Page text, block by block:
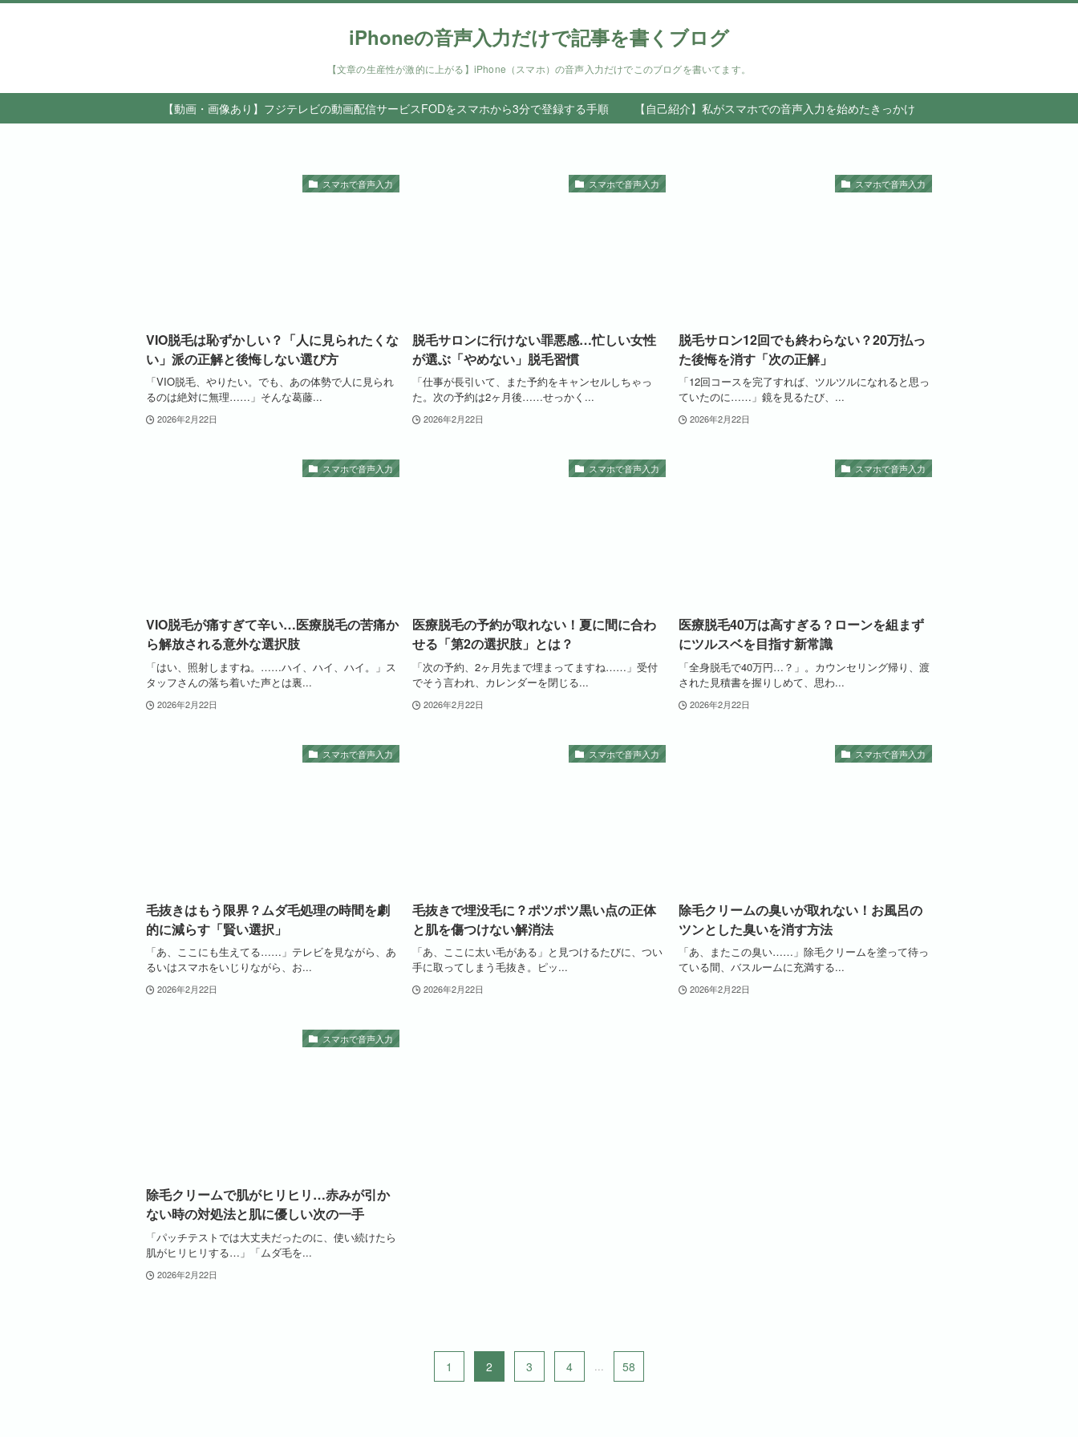
iPhoneの音声入力だけで記事を書くブログ
【文章の生産性が激的に上がる】iPhone（スマホ）の音声入力だけでこのブログを書いてます。
【動画・画像あり】フジテレビの動画配信サービスFODをスマホから3分で登録する手順 【自己紹介】私がスマホでの音声入力を始めたきっかけ
スマホで音声入力
VIO脱毛は恥ずかしい？「人に見られたくな
い」派の正解と後悔しない選び方
「VIO脱毛、やりたい。でも、あの体勢で人に見られ
るのは絶対に無理……」そんな葛藤...
2026年2月22日
スマホで音声入力
脱毛サロンに行けない罪悪感…忙しい女性
が選ぶ「やめない」脱毛習慣
「仕事が長引いて、また予約をキャンセルしちゃっ
た。次の予約は2ヶ月後……せっかく...
2026年2月22日
スマホで音声入力
脱毛サロン12回でも終わらない？20万払っ
た後悔を消す「次の正解」
「12回コースを完了すれば、ツルツルになれると思っ
ていたのに……」鏡を見るたび、...
2026年2月22日
スマホで音声入力
VIO脱毛が痛すぎて辛い…医療脱毛の苦痛か
ら解放される意外な選択肢
「はい、照射しますね。……ハイ、ハイ、ハイ。」ス
タッフさんの落ち着いた声とは裏...
2026年2月22日
スマホで音声入力
医療脱毛の予約が取れない！夏に間に合わ
せる「第2の選択肢」とは？
「次の予約、2ヶ月先まで埋まってますね……」受付
でそう言われ、カレンダーを閉じる...
2026年2月22日
スマホで音声入力
医療脱毛40万は高すぎる？ローンを組まず
にツルスベを目指す新常識
「全身脱毛で40万円…？」。カウンセリング帰り、渡
された見積書を握りしめて、思わ...
2026年2月22日
スマホで音声入力
毛抜きはもう限界？ムダ毛処理の時間を劇
的に減らす「賢い選択」
「あ、ここにも生えてる……」テレビを見ながら、あ
るいはスマホをいじりながら、お...
2026年2月22日
スマホで音声入力
毛抜きで埋没毛に？ポツポツ黒い点の正体
と肌を傷つけない解消法
「あ、ここに太い毛がある」と見つけるたびに、つい
手に取ってしまう毛抜き。ピッ...
2026年2月22日
スマホで音声入力
除毛クリームの臭いが取れない！お風呂の
ツンとした臭いを消す方法
「あ、またこの臭い……」除毛クリームを塗って待っ
ている間、バスルームに充満する...
2026年2月22日
スマホで音声入力
除毛クリームで肌がヒリヒリ…赤みが引か
ない時の対処法と肌に優しい次の一手
「パッチテストでは大丈夫だったのに、使い続けたら
肌がヒリヒリする…」「ムダ毛を...
2026年2月22日
1 2 3 4 ... 58